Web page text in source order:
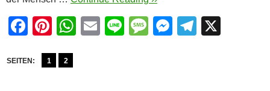
F
c
Pi
er
W E
Li
M M T
SEITEN: 1 2